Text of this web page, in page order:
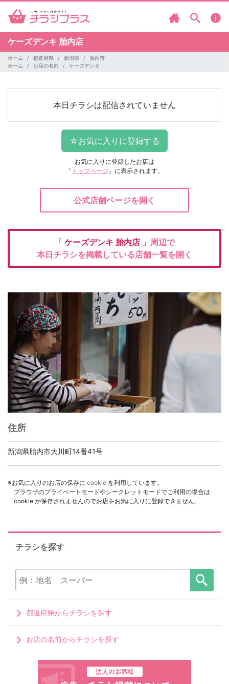
ケーズデンキ 胎内店
ホーム 都道府県 新潟県
胎内市
ホーム
お店の名前 ケーズデンキ
本日チラシは配信されていません
お気に入りに登録したお店は
「 トップページ 」に表示されます。
公式店舗ページを開く
「 ケーズデンキ 胎内店 」周辺で
本日チラシを掲載している店舗一覧を開く
住所
新潟県胎内市大川町14番41号
※お気に入りのお店の保存に cookie を利用しています。
ブラウザのプライベートモードやシークレットモードでご利用の場合は
cookie が保存されませんのでお店をお気に入りに登録できません。
チラシを探す
都道府県からチラシを探す
お店の名前からチラシを探す